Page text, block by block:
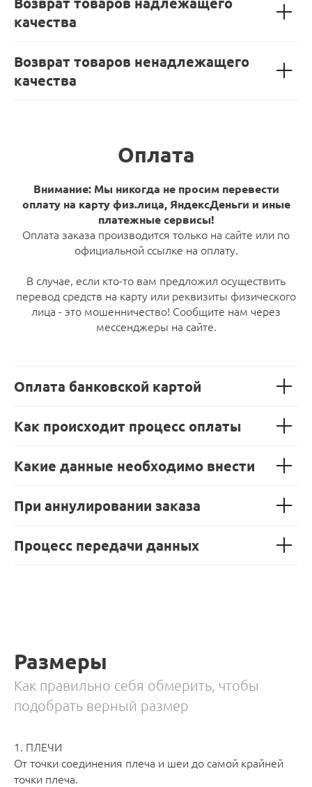
качества
Возврат товаров ненадлежащего
качества
Оплата
Внимание: Мы никогда не просим перевести
оплату на карту физ.лица, ЯндексДеньги и иные
платежные сервисы!
Оплата заказа производится только на сайте или по
официальной ссылке на оплату.
В случае, если кто-то вам предложил осуществить
перевод средств на карту или реквизиты физического
лица - это мошенничество! Сообщите нам через
мессенджеры на сайте.
Оплата банковской картой
Как происходит процесс оплаты
Какие данные необходимо внести
При аннулировании заказа
Процесс передачи данных
Размеры
Как правильно себя обмерить, чтобы
подобрать верный размер
1. ПЛЕЧИ
От точки соединения плеча и шеи до самой крайней
точки плеча.